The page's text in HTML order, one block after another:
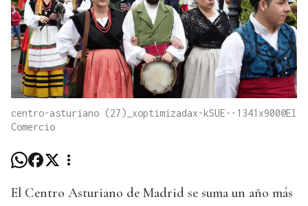
centro-asturiano (27)_xoptimizadax-kSUE--1341x900@El
Comercio
El Centro Asturiano de Madrid se suma un año más